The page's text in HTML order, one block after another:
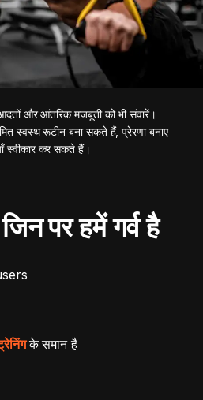
और आंतरिक मजबूती को भी संवारें।
स्वस्थ रूटीन बना सकते हैं, प्रेरणा बनाए
स्वीकार कर सकते हैं।
पर हमें गर्व है
के समान है